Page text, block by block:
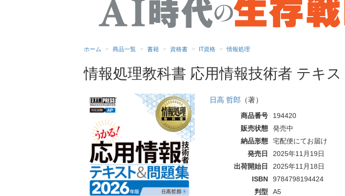
ホーム 商品一覧 書籍 資格書 IT資格 情報処理
情報処理教科書 応用情報技術者 テキ
日高 哲郎 （著）
商品番号
194420
販売状態
発売中
納品形態
宅配便にてお届け
発売日
2025年11月19日
出荷開始日
2025年11月18日
ISBN
9784798194424
判型
A5